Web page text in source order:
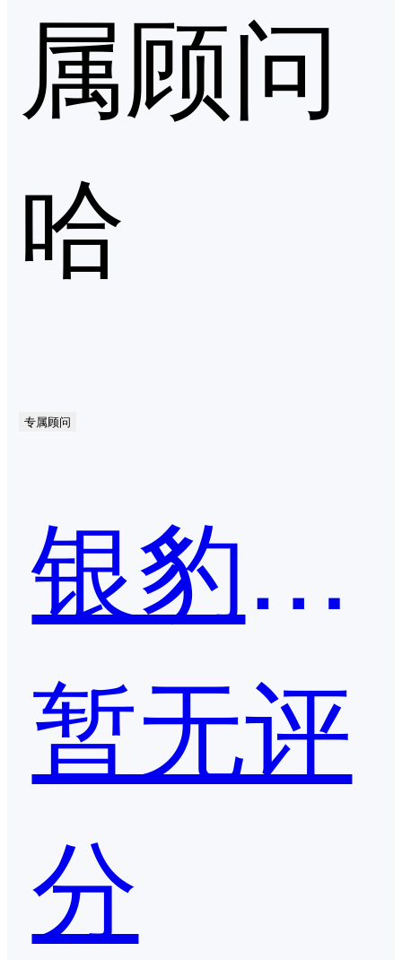
属顾问
哈
专属顾问
银豹收银系统
暂无评
分